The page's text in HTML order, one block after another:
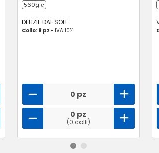
560g ℮
DELIZIE DAL SOLE
Collo: 8 pz - IVA 10%
0 pz
0 pz
(0 colli)